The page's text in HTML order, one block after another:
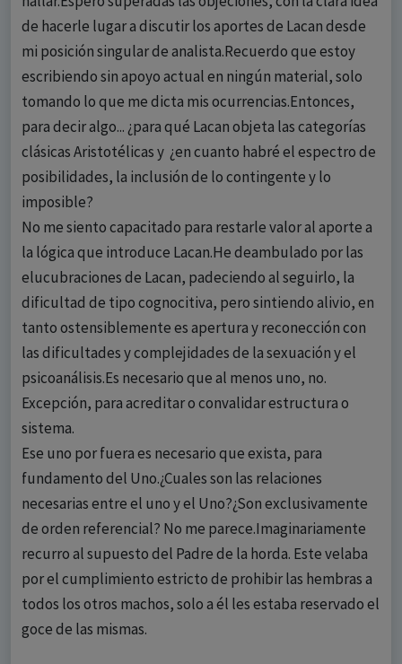
de hacerle lugar a discutir los aportes de Lacan desde
mi posición singular de analista.Recuerdo que estoy
escribiendo sin apoyo actual en ningún material, solo
tomando lo que me dicta mis ocurrencias.Entonces,
para decir algo... ¿para qué Lacan objeta las categorías
clásicas Aristotélicas y ¿en cuanto habré el espectro de
posibilidades, la inclusión de lo contingente y lo
imposible?
No me siento capacitado para restarle valor al aporte a
la lógica que introduce Lacan.He deambulado por las
elucubraciones de Lacan, padeciendo al seguirlo, la
dificultad de tipo cognocitiva, pero sintiendo alivio, en
tanto ostensiblemente es apertura y reconección con
las dificultades y complejidades de la sexuación y el
psicoanálisis.Es necesario que al menos uno, no.
Excepción, para acreditar o convalidar estructura o
sistema.
Ese uno por fuera es necesario que exista, para
fundamento del Uno.¿Cuales son las relaciones
necesarias entre el uno y el Uno?¿Son exclusivamente
de orden referencial? No me parece.Imaginariamente
recurro al supuesto del Padre de la horda. Este velaba
por el cumplimiento estricto de prohibir las hembras a
todos los otros machos, solo a él les estaba reservado el
goce de las mismas.